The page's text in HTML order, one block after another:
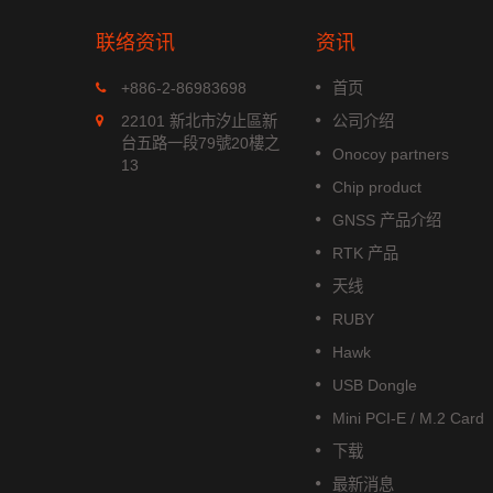
联络资讯
+886-2-86983698
22101 新北市汐止區新
台五路一段79號20樓之
13
资讯
首页
公司介绍
Onocoy partners
Chip product
GNSS 产品介绍
RTK 产品
天线
RUBY
Hawk
USB Dongle
Mini PCI-E / M.2 Card
下载
最新消息
MGS-1513-52Q
MGS-1513-52Q 是一款完整的
立多频GNSS 智能天线模组，包
含嵌入式贴片天线和基于Airoha
AG3352Q 平台的GNSS 接收电